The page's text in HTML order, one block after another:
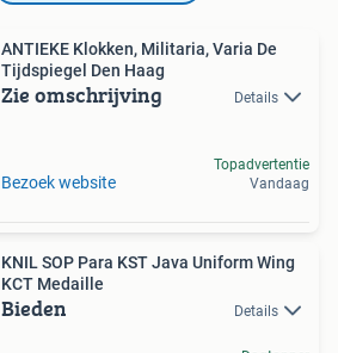
ANTIEKE Klokken, Militaria, Varia De
Tijdspiegel Den Haag
Zie omschrijving Details
Bezoek website
Topadvertentie
Vandaag
KNIL SOP Para KST Java Uniform Wing
KCT Medaille
Bieden Details